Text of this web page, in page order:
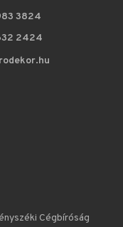
3824
2424
Cégbíróság